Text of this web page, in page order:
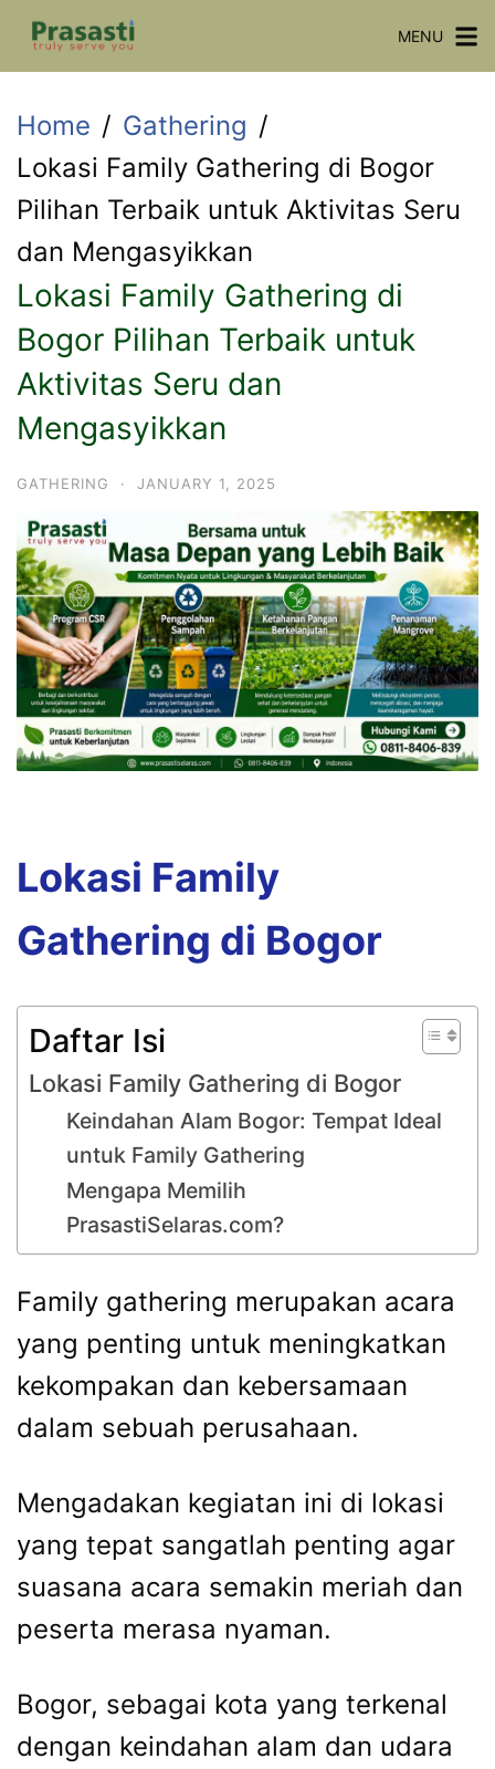
Skip
MENU
Home
Gathering
Lokasi Family Gathering di Bogor
Pilihan Terbaik untuk Aktivitas Seru
dan Mengasyikkan
Lokasi Family Gathering di
Bogor Pilihan Terbaik untuk
Aktivitas Seru dan
Mengasyikkan
GATHERING · JANUARY 1, 2025
Lokasi Family
Gathering di Bogor
Daftar Isi
Lokasi Family Gathering di Bogor
Keindahan Alam Bogor: Tempat Ideal
untuk Family Gathering
Mengapa Memilih
PrasastiSelaras.com?
Family gathering merupakan acara
yang penting untuk meningkatkan
kekompakan dan kebersamaan
dalam sebuah perusahaan.
Mengadakan kegiatan ini di lokasi
yang tepat sangatlah penting agar
suasana acara semakin meriah dan
peserta merasa nyaman.
Bogor, sebagai kota yang terkenal
dengan keindahan alam dan udara